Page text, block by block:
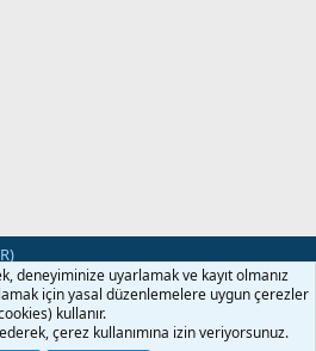
Gizlilik Politikası
Yardım
deneyiminize uyarlamak ve kayıt olmanız
için yasal düzenlemelere uygun çerezler
kullanır.
çerez kullanımına izin veriyorsunuz.